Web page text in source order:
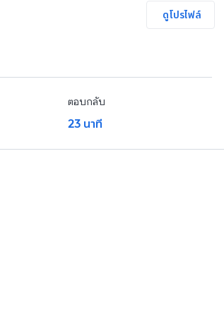
ดูโปรไฟล์
ตอบกลับ
23 นาที